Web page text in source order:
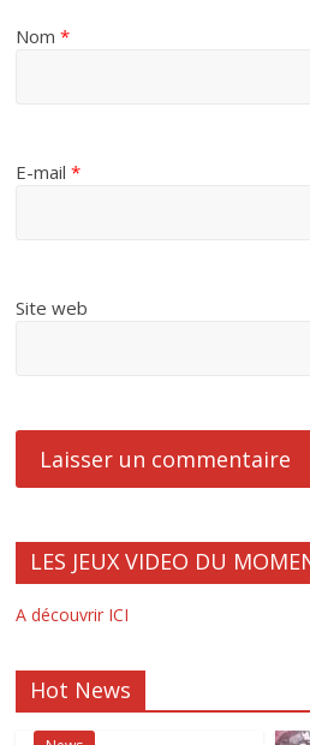
Nom*
E-mail*
Site web
LES JEUX VIDEO DU
A découvrir ICI
Hot News